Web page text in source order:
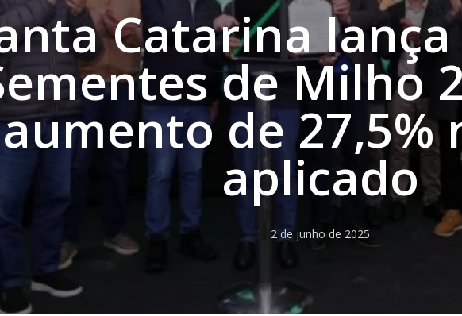
Catarina
de Milho
aumento de 27,5%
aplicado
2 de junho de 2025